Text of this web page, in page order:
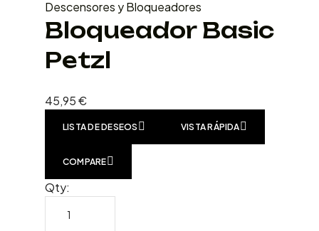
Descensores y Bloqueadores
Bloqueador Basic
Petzl
45,95€
LISTA DE DESEOS VISTA RÁPIDA
COMPARE
Qty: